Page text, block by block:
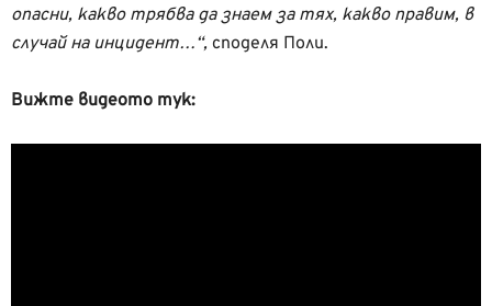
опасни, какво трябва да знаем за тях, какво правим, в
случай на инцидент…“, споделя Поли.
Вижте видеото тук: